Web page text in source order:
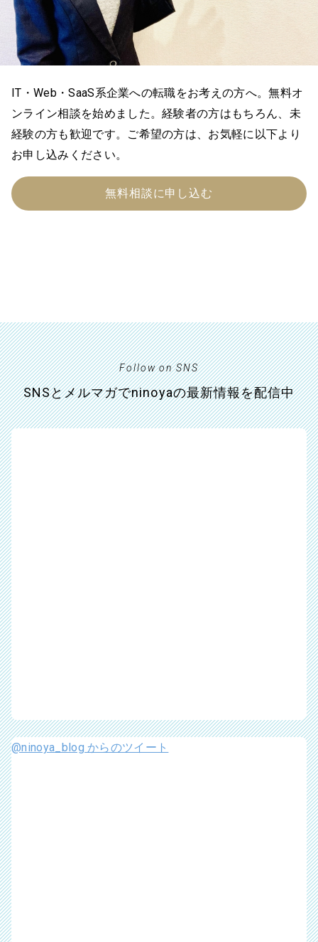
IT・Web・SaaS系企業への転職をお考えの方へ。無料オ
ンライン相談を始めました。経験者の方はもちろん、未
経験の方も歓迎です。ご希望の方は、お気軽に以下より
お申し込みください。
無料相談に申し込む
Follow on SNS
SNSとメルマガでninoyaの最新情報を配信中
@ninoya_blog からのツイート